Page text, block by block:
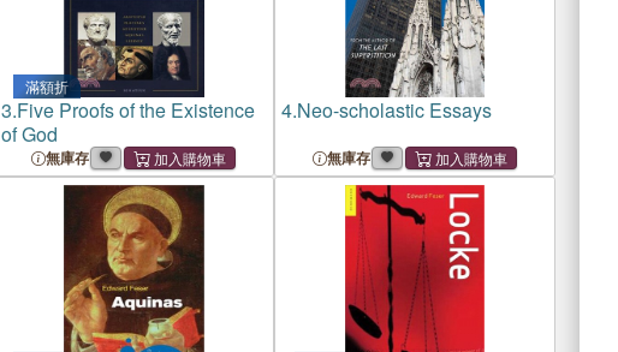
滿額折
3.Five Proofs of the Existence
of God
無庫存
4.Neo-scholastic Essays
無庫存